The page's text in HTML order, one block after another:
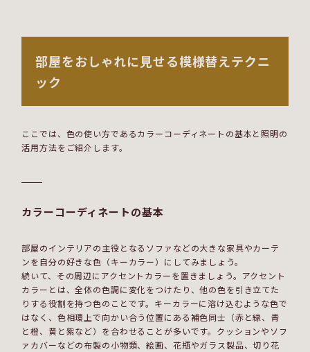
部屋をおしゃれに見せる模様替えテクニ
ック
ここでは、色の使い方であるカラーコーディネートの基本と照明の
活用方法をご紹介します。
カラーコーディネートの基本
部屋のインテリアの主役となるソファなどの大きな家具やカーテ
ンを自分の好きな色（キーカラー）にしてみましょう。
続いて、その周辺にアクセントカラーを置きましょう。アクセント
カラーとは、全体の色調に変化をつけたり、他の色を引き立てた
りする役割を持つ色のことです。キーカラーに溶け込むような色で
はなく、色相環上で向かい合う位置にある補色同士（赤と緑、青
と橙、黄と紫など）を合わせることが多いです。クッションやソフ
ァカバーなどの布製の小物類、絵画、花瓶やガラス製品、切り花